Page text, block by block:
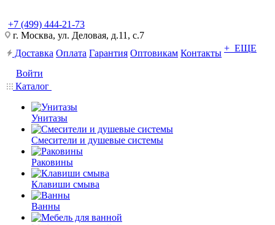
+7 (499) 444-21-73
г. Москва, ул. Деловая, д.11, с.7
Доставка Оплата Гарантия Оптовикам Контакты + ЕЩЕ
Войти
Каталог
Унитазы
Смесители и душевые системы
Раковины
Клавиши смыва
Ванны